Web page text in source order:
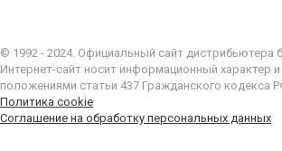
© 1992 - 2024. Официальный сайт дистрибьютера
Интернет-сайт носит информационный характер
положениями статьи 437 Гражданского кодекса
Политика cookie
Соглашение на обработку персональных данных